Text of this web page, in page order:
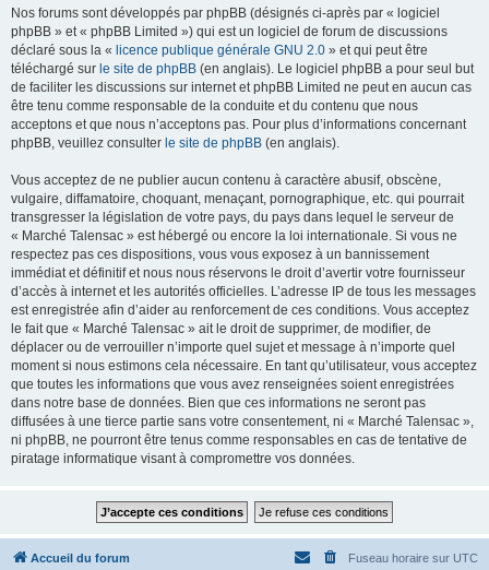
Nos forums sont développés par phpBB (désignés ci-après par « logiciel
phpBB » et « phpBB Limited ») qui est un logiciel de forum de discussions
déclaré sous la « licence publique générale GNU 2.0 » et qui peut être
téléchargé sur le site de phpBB (en anglais). Le logiciel phpBB a pour seul but
de faciliter les discussions sur internet et phpBB Limited ne peut en aucun cas
être tenu comme responsable de la conduite et du contenu que nous
acceptons et que nous n’acceptons pas. Pour plus d’informations concernant
phpBB, veuillez consulter le site de phpBB (en anglais).
Vous acceptez de ne publier aucun contenu à caractère abusif, obscène,
vulgaire, diffamatoire, choquant, menaçant, pornographique, etc. qui pourrait
transgresser la législation de votre pays, du pays dans lequel le serveur de
« Marché Talensac » est hébergé ou encore la loi internationale. Si vous ne
respectez pas ces dispositions, vous vous exposez à un bannissement
immédiat et définitif et nous nous réservons le droit d’avertir votre fournisseur
d’accès à internet et les autorités officielles. L’adresse IP de tous les messages
est enregistrée afin d’aider au renforcement de ces conditions. Vous acceptez
le fait que « Marché Talensac » ait le droit de supprimer, de modifier, de
déplacer ou de verrouiller n’importe quel sujet et message à n’importe quel
moment si nous estimons cela nécessaire. En tant qu’utilisateur, vous acceptez
que toutes les informations que vous avez renseignées soient enregistrées
dans notre base de données. Bien que ces informations ne seront pas
diffusées à une tierce partie sans votre consentement, ni « Marché Talensac »,
ni phpBB, ne pourront être tenus comme responsables en cas de tentative de
piratage informatique visant à compromettre vos données.
Accueil du forum Fuseau horaire sur UTC